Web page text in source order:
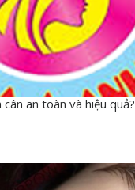
an toàn và hiệu quả?